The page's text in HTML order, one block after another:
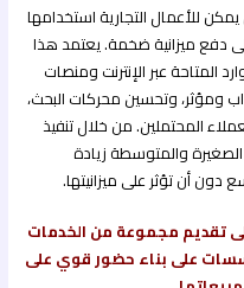
للأعمال التجارية استخدامها
دفع ميزانية ضخمة. يعتمد هذا
المتاحة عبر الإنترنت ومنصات
ومؤثر، وتحسين محركات البحث،
المحتملين. من خلال تنفيذ
والمتوسطة زيادة
أن تؤثر على ميزانيتها.
تقديم مجموعة من الخدمات
على بناء حضور قوي على